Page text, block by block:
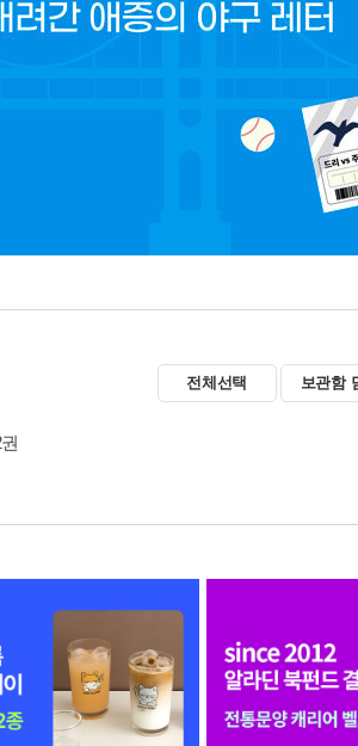
전체선택 보관함